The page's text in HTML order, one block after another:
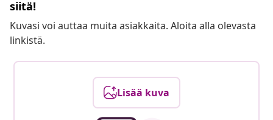
siitä!
Kuvasi voi auttaa muita asiakkaita. Aloita alla olevasta
linkistä.
Lisää kuva